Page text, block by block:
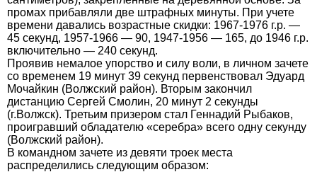
промах прибавляли две штрафных минуты. При учете
времени давались возрастные скидки: 1967-1976 г.р. —
45 секунд, 1957-1966 — 90, 1947-1956 — 165, до 1946 г.р.
включительно — 240 секунд.
Проявив немалое упорство и силу воли, в личном зачете
со временем 19 минут 39 секунд первенствовал Эдуард
Мочайкин (Волжский район). Вторым закончил
дистанцию Сергей Смолин, 20 минут 2 секунды
(г.Волжск). Третьим призером стал Геннадий Рыбаков,
проигравший обладателю «серебра» всего одну секунду
(Волжский район).
В командном зачете из девяти троек места
распределились следующим образом: